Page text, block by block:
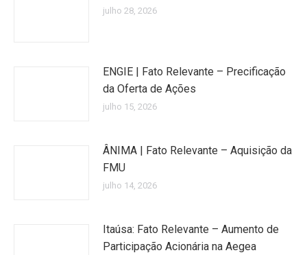
julho 28, 2026
ENGIE | Fato Relevante – Precificação
da Oferta de Ações
julho 15, 2026
ÂNIMA | Fato Relevante – Aquisição da
FMU
julho 14, 2026
Itaúsa: Fato Relevante – Aumento de
Participação Acionária na Aegea